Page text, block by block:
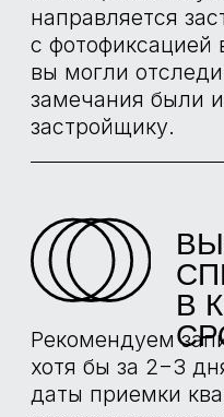
БОЛЬШЕ
НАШИХ